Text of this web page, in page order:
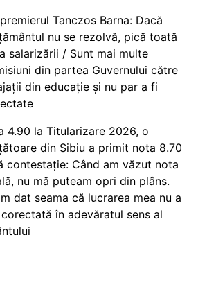
Tanczos Barna: Dacă
nu se rezolvă, pică toată
salarizării / Sunt mai multe
din partea Guvernului către
din educație și nu par a fi
4.90 la Titularizare 2026, o
din Sibiu a primit nota 8.70
contestație: Când am văzut nota
nu mă puteam opri din plâns.
dat seama că lucrarea mea nu a
în adevăratul sens al